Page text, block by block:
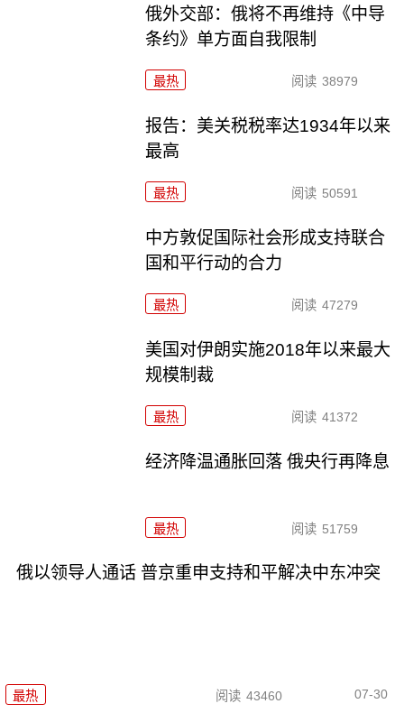
俄外交部：俄将不再维持《中导
条约》单方面自我限制
最热 阅读 38979
报告：美关税税率达1934年以来
最高
最热 阅读 50591
中方敦促国际社会形成支持联合
国和平行动的合力
最热 阅读 47279
美国对伊朗实施2018年以来最大
规模制裁
最热 阅读 41372
经济降温通胀回落 俄央行再降息
最热 阅读 51759
俄以领导人通话 普京重申支持和平解决中东冲突
最热 阅读 43460 07-30